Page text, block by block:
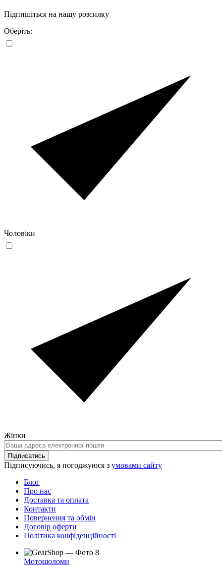
Підпишіться на нашу розсилку
Оберіть:
Чоловіки
Жінки
Ваша
адреса
електронної
пошти
Підписатись
Підписуючись, я погоджуюся з умовами сайту
Блог
Про нас
Доставка та оплата
Контакти
Повернення та обмін
Договір оферти
Політика конфіденційності
Мотошоломи